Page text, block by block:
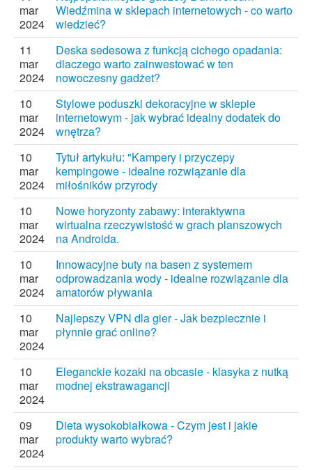
mar
2024
Wiedźmina w sklepach internetowych - co warto
wiedzieć?
11
mar
2024
Deska sedesowa z funkcją cichego opadania:
dlaczego warto zainwestować w ten
nowoczesny gadżet?
10
mar
2024
Stylowe poduszki dekoracyjne w sklepie
internetowym - jak wybrać idealny dodatek do
wnętrza?
10
mar
2024
Tytuł artykułu: "Kampery i przyczepy
kempingowe - idealne rozwiązanie dla
miłośników przyrody
10
mar
2024
Nowe horyzonty zabawy: interaktywna
wirtualna rzeczywistość w grach planszowych
na Androida.
10
mar
2024
Innowacyjne buty na basen z systemem
odprowadzania wody - idealne rozwiązanie dla
amatorów pływania
10
mar
2024
Najlepszy VPN dla gier - Jak bezpiecznie i
płynnie grać online?
10
mar
2024
Eleganckie kozaki na obcasie - klasyka z nutką
modnej ekstrawagancji
09
mar
2024
Dieta wysokobiałkowa - Czym jest i jakie
produkty warto wybrać?